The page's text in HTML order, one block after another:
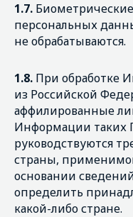
1.7.
персональных
не обрабатываются.
1.8. При обработке
из Российской
аффилированные
Информации таких
руководствуются
страны,
основании
определить
какой-либо стране.